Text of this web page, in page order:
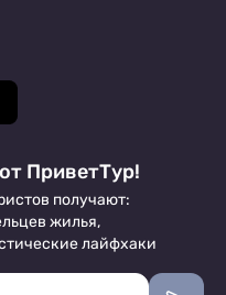
ПриветТур!
получают:
жилья,
лайфхаки